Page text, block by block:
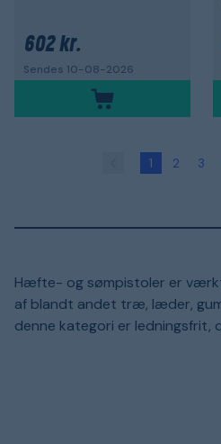
602 kr.
Sendes 10-08-2026
1 2 3
Hæfte- og sømpistoler er
af blandt andet træ, læder,
denne kategori er ledningsfrit,